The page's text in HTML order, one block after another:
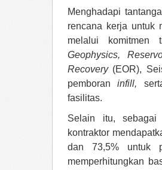
Menghadapi
rencana kerja untuk
melalui komitmen
Geophysics,
Recovery(EOR),
pemboraninfill,
fasilitas.
Selain itu, sebagai
kontraktor
dan 73,5% untuk
memperhitungkan